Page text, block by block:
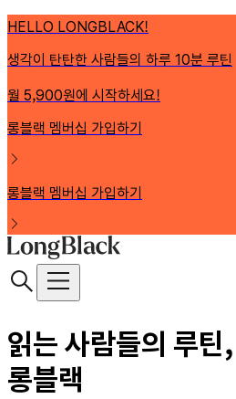
HELLO LONGBLACK!
생각이 탄탄한 사람들의 하루 10분 루틴
월 5,900원에 시작하세요!
롱블랙 멤버십 가입하기
롱블랙 멤버십 가입하기
읽는 사람들의 루틴,
롱블랙